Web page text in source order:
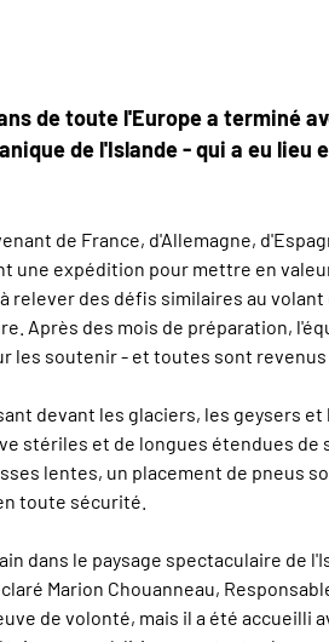
de toute l'Europe a terminé
de l'Islande - qui a eu lieu
de France, d'Allemagne,
expédition pour mettre en
relever des défis similaires au
Après des mois de préparation,
soutenir - et toutes sont
devant les glaciers, les geysers
stériles et de longues étendues de
lentes, un placement de pneus
toute sécurité.
dans le paysage spectaculaire de
Marion Chouanneau,
de volonté, mais il a été accueilli